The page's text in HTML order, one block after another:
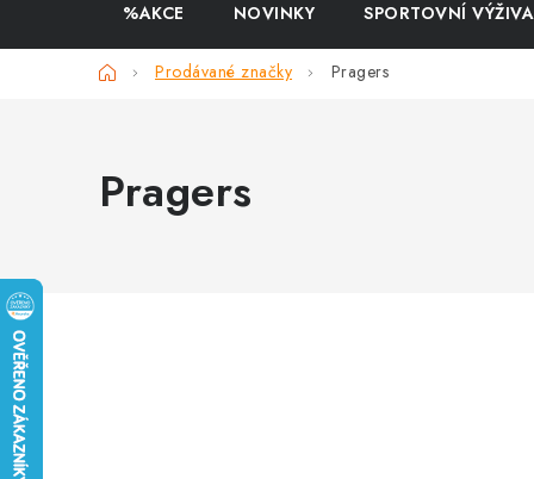
%AKCE NOVINKY SPORTOVNÍ VÝŽIVA
DomůProdávané značky Pragers
Pragers